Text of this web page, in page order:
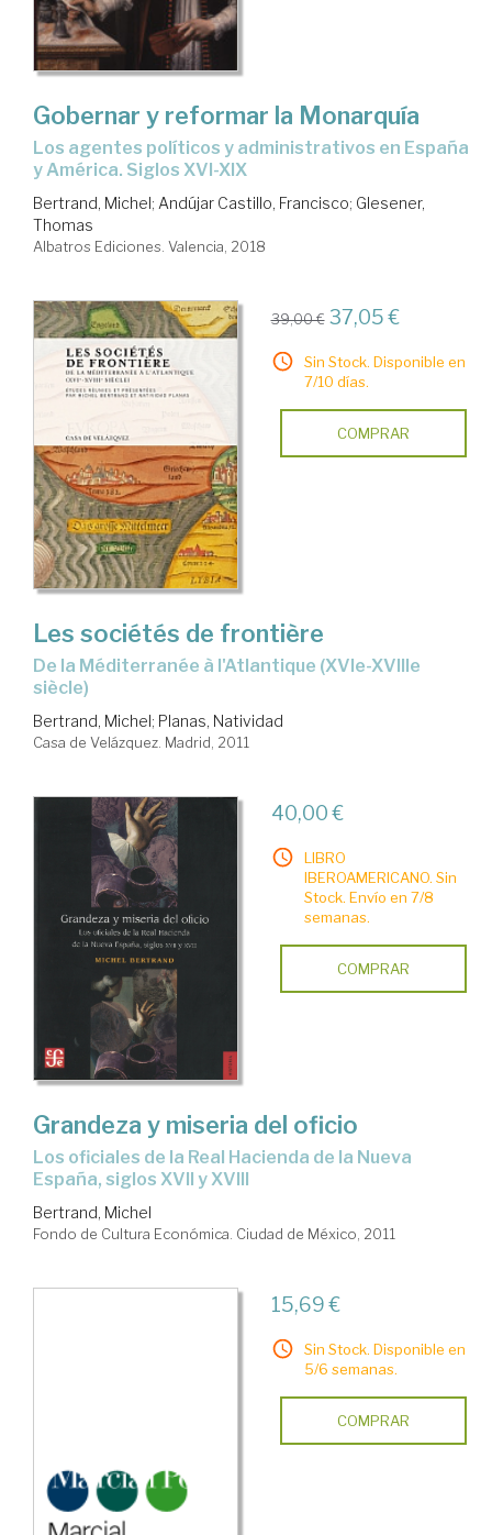
Gobernar y reformar la Monarquía
los agentes políticos y administrativos en España
y América. Siglos XVI-XIX
Bertrand, Michel; Andújar Castillo, Francisco; Glesener,
Thomas
Albatros Ediciones. Valencia, 2018
39,00 € 37,05 €
Sin Stock. Disponible en
7/10 días.
COMPRAR
Les sociétés de frontière
de la Méditerranée à l'Atlantique (XVIe-XVIIIe
siècle)
Bertrand, Michel; Planas, Natividad
Casa de Velázquez. Madrid, 2011
40,00 €
LIBRO
IBEROAMERICANO. Sin
Stock. Envío en 7/8
semanas.
COMPRAR
Grandeza y miseria del oficio
los oficiales de la Real Hacienda de la Nueva
España, siglos XVII y XVIII
Bertrand, Michel
Fondo de Cultura Económica. Ciudad de México, 2011
15,69 €
Sin Stock. Disponible en
5/6 semanas.
COMPRAR